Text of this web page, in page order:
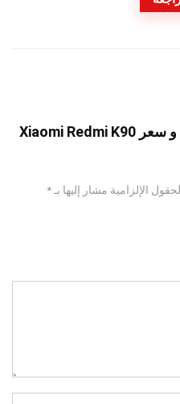
كن أول من يراجع “مواصفات و سعر Xiaomi Redmi K90
الإلزامية مشار إليها بـ*